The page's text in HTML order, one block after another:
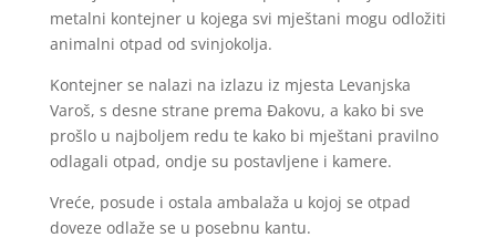
metalni kontejner u kojega svi mještani mogu odložiti
animalni otpad od svinjokolja.
Kontejner se nalazi na izlazu iz mjesta Levanjska
Varoš, s desne strane prema Đakovu, a kako bi sve
prošlo u najboljem redu te kako bi mještani pravilno
odlagali otpad, ondje su postavljene i kamere.
Vreće, posude i ostala ambalaža u kojoj se otpad
doveze odlaže se u posebnu kantu.